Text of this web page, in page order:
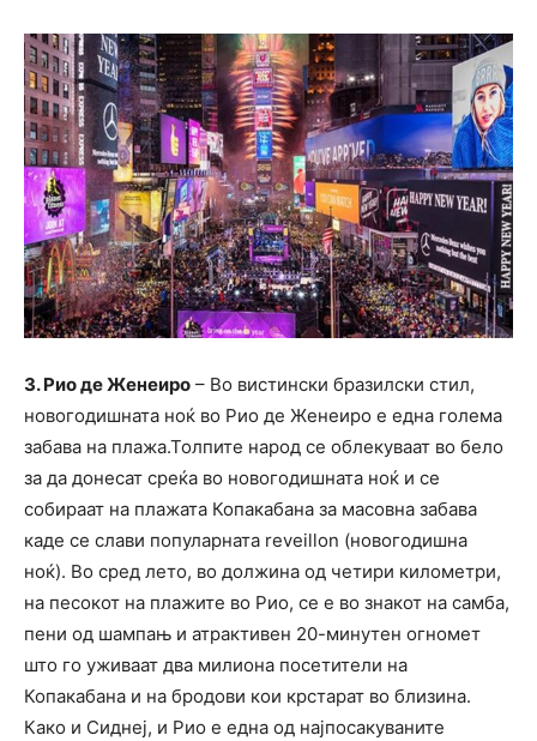
3. Рио де Женеиро – Во вистински бразилски стил,
новогодишната ноќ во Рио де Женеиро е една голема
забава на плажа.Толпите народ се облекуваат во бело
за да донесат среќа во новогодишната ноќ и се
собираат на плажата Копакабана за масовна забава
каде се слави популарната reveillon (новогодишна
ноќ). Во сред лето, во должина од четири километри,
на песокот на плажите во Рио, се е во знакот на самба,
пени од шампањ и атрактивен 20-минутен огномет
што го уживаат два милиона посетители на
Копакабана и на бродови кои крстарат во близина.
Како и Сиднеј, и Рио е една од најпосакуваните